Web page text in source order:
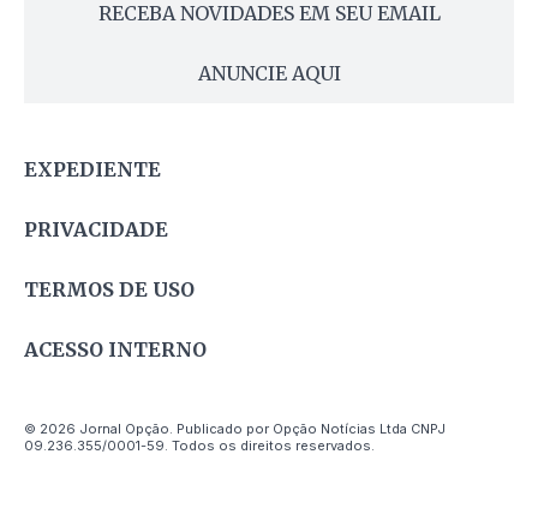
RECEBA NOVIDADES EM SEU EMAIL
ANUNCIE AQUI
EXPEDIENTE
PRIVACIDADE
TERMOS DE USO
ACESSO INTERNO
© 2026 Jornal Opção. Publicado por Opção Notícias Ltda CNPJ
09.236.355/0001-59. Todos os direitos reservados.